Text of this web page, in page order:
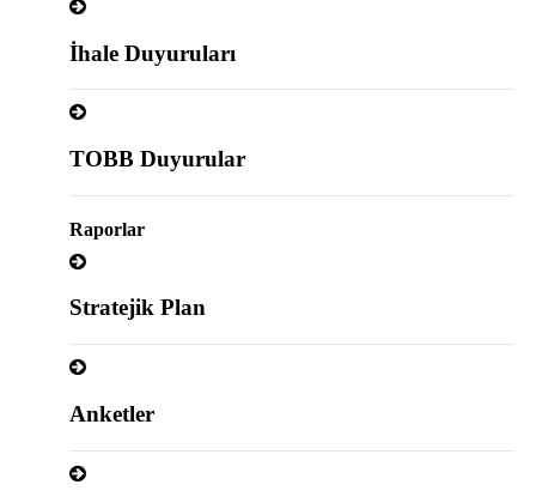
İhale Duyuruları
TOBB Duyurular
Raporlar
Stratejik Plan
Anketler